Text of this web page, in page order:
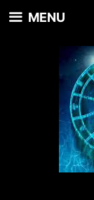
Skip
to
MENU